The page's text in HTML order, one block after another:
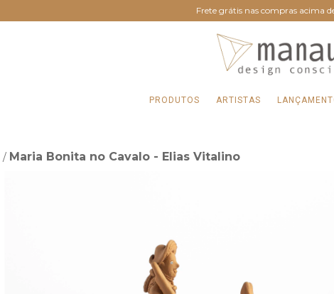
Frete grátis nas compras acima
PRODUTOS ARTISTAS
/ Maria Bonita no Cavalo - Elias Vitalino